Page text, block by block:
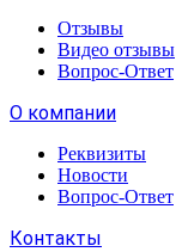
Отзывы
Видео отзывы
Вопрос-Ответ
О компании
Реквизиты
Новости
Вопрос-Ответ
Контакты